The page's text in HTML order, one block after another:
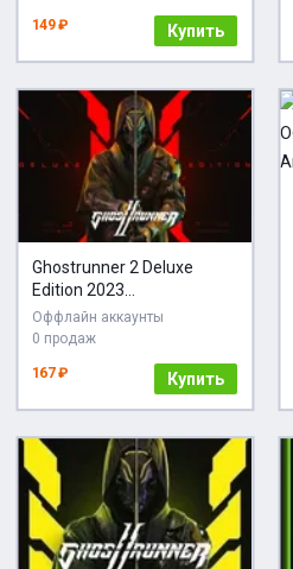
149 ₽ Купить
Ghostrunner 2 Deluxe
Edition 2023
[Steam/Global]
Оффлайн аккаунты
0 продаж
167 ₽ Купить